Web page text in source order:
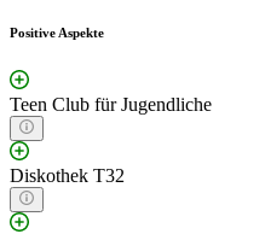
Positive Aspekte
Teen Club für Jugendliche
Diskothek T32